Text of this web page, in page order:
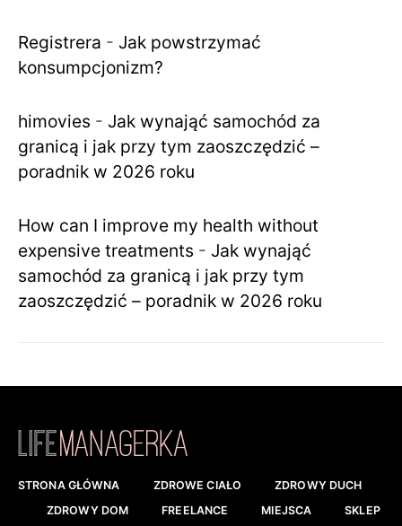
Registrera - Jak powstrzymać
konsumpcjonizm?
himovies - Jak wynająć samochód za
granicą i jak przy tym zaoszczędzić –
poradnik w 2026 roku
How can I improve my health without
expensive treatments - Jak wynająć
samochód za granicą i jak przy tym
zaoszczędzić – poradnik w 2026 roku
STRONA GŁÓWNA ZDROWE CIAŁO
ZDROWY DUCH
ZDROWY DOM
FREELANCE MIEJSCA SKLEP